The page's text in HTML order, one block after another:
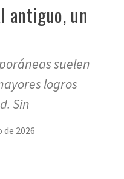
antiguo, un
suelen
logros
Sin
de 2026